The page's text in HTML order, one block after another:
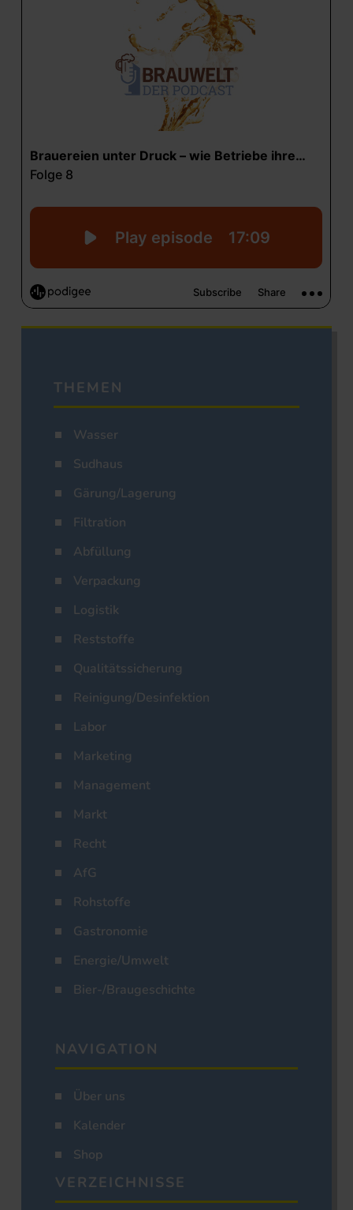
THEMEN
Wasser
Sudhaus
Gärung/Lagerung
Filtration
Abfüllung
Verpackung
Logistik
Reststoffe
Qualitätssicherung
Reinigung/Desinfektion
Labor
Marketing
Management
Markt
Recht
AfG
Rohstoffe
Gastronomie
Energie/Umwelt
Bier-/Braugeschichte
NAVIGATION
Über uns
Kalender
Shop
VERZEICHNISSE